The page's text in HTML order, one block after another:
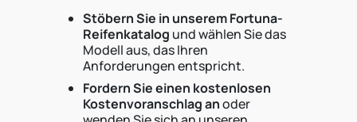
Stöbern Sie in unserem Fortuna-
Reifenkatalog und wählen Sie das
Modell aus, das Ihren
Anforderungen entspricht.
Fordern Sie einen kostenlosen
Kostenvoranschlag anoder